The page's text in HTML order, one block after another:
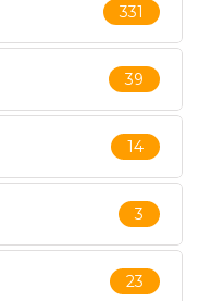
331
39
14
3
23